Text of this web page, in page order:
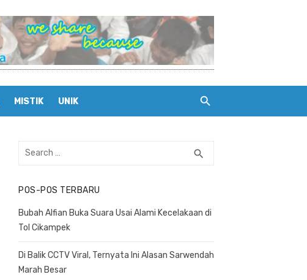
MISTIK UNIK
Search
search
POS-POS TERBARU
Bubah Alfian Buka Suara Usai Alami Kecelakaan di
Tol Cikampek
Di Balik CCTV Viral, Ternyata Ini Alasan Sarwendah
Marah Besar